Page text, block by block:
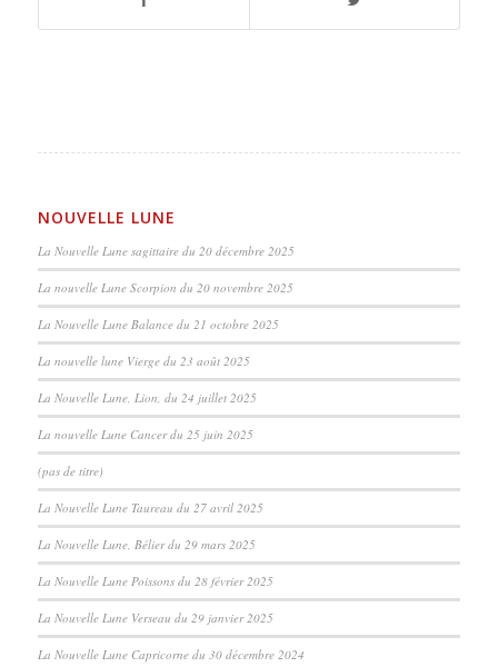
NOUVELLE LUNE
La Nouvelle Lune sagittaire du 20 décembre 2025
La nouvelle Lune Scorpion du 20 novembre 2025
La Nouvelle Lune Balance du 21 octobre 2025
La nouvelle lune Vierge du 23 août 2025
La Nouvelle Lune, Lion, du 24 juillet 2025
La nouvelle Lune Cancer du 25 juin 2025
(pas de titre)
La Nouvelle Lune Taureau du 27 avril 2025
La Nouvelle Lune, Bélier du 29 mars 2025
La Nouvelle Lune Poissons du 28 février 2025
La Nouvelle Lune Verseau du 29 janvier 2025
La Nouvelle Lune Capricorne du 30 décembre 2024